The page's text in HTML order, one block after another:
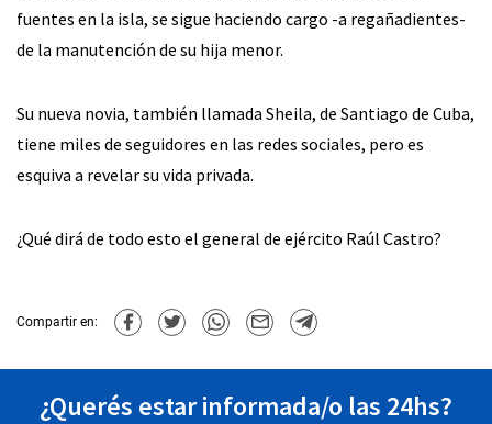
fuentes en la isla, se sigue haciendo cargo -a regañadientes-
de la manutención de su hija menor.
Su nueva novia, también llamada Sheila, de Santiago de Cuba,
tiene miles de seguidores en las redes sociales, pero es
esquiva a revelar su vida privada.
¿Qué dirá de todo esto el general de ejército Raúl Castro?
Compartir en:
¿Querés estar informada/o las 24hs?